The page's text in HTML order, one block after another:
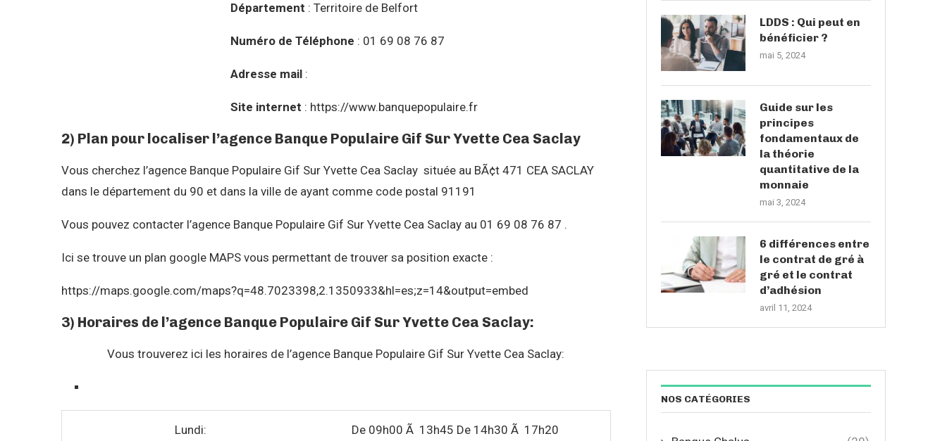
Département : Territoire de Belfort
Numéro de Téléphone : 01 69 08 76 87
Adresse mail :
Site internet : https://www.banquepopulaire.fr
2) Plan pour localiser l’agence Banque Populaire Gif Sur Yvette Cea Saclay
Vous cherchez l’agence Banque Populaire Gif Sur Yvette Cea Saclay située au BÃ¢t 471 CEA SACLAY
dans le département du 90 et dans la ville de ayant comme code postal 91191
Vous pouvez contacter l’agence Banque Populaire Gif Sur Yvette Cea Saclay au 01 69 08 76 87 .
Ici se trouve un plan google MAPS vous permettant de trouver sa position exacte :
https://maps.google.com/maps?q=48.7023398,2.1350933&hl=es;z=14&output=embed
3) Horaires de l’agence Banque Populaire Gif Sur Yvette Cea Saclay:
Vous trouverez ici les horaires de l’agence Banque Populaire Gif Sur Yvette Cea Saclay:
Lundi: De 09h00 Ã 13h45 De 14h30 Ã 17h20
LDDS : Qui peut en
bénéficier ?
mai 5, 2024
Guide sur les
principes
fondamentaux de
la théorie
quantitative de la
monnaie
mai 3, 2024
6 différences entre
le contrat de gré à
gré et le contrat
d’adhésion
avril 11, 2024
NOS CATÉGORIES